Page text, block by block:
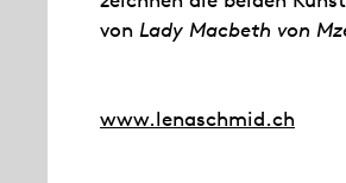
von Lady Macbeth von
www.lenaschmid.ch